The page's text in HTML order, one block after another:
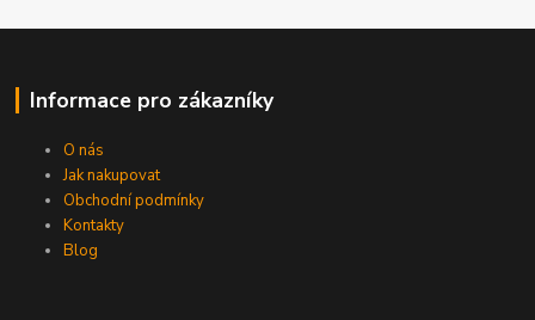
Informace pro zákazníky
O nás
Jak nakupovat
Obchodní podmínky
Kontakty
Blog